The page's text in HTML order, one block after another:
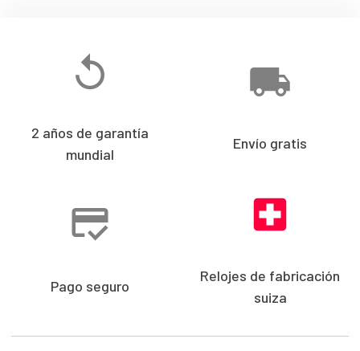
2 años de garantía
mundial
Envío gratis
Pago seguro
Relojes de fabricación
suiza